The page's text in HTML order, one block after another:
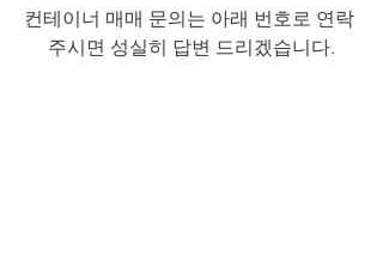
컨테이너 매매 문의는 아래 번호로 연락
주시면 성실히 답변 드리겠습니다.